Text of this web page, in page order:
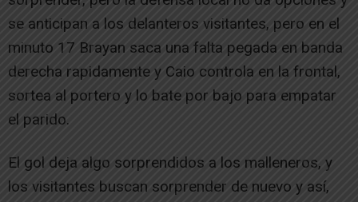
se anticipan a los delanteros visitantes, pero en el
minuto 17 Brayan saca una falta pegada en banda
derecha rapidamente y Caio controla en la frontal,
sortea al portero y lo bate por bajo para empatar
el parido.
El gol deja algo sorprendidos a los malleneros, y
los visitantes buscan sorprender de nuevo y así,